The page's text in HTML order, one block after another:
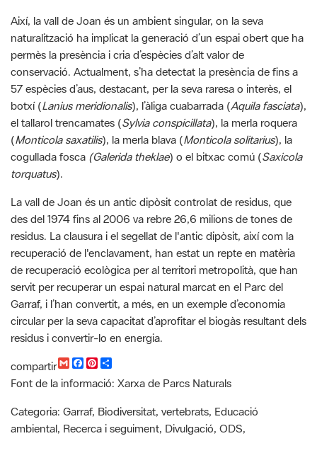
Així, la vall de Joan és un ambient singular, on la seva
naturalització ha implicat la generació d’un espai obert que ha
permès la presència i cria d’espècies d’alt valor de
conservació. Actualment, s’ha detectat la presència de fins a
57 espècies d’aus, destacant, per la seva raresa o interès, el
botxí (Lanius meridionalis), l’àliga cuabarrada (Aquila fasciata),
el tallarol trencamates (Sylvia conspicillata), la merla roquera
(Monticola saxatilis), la merla blava (Monticola solitarius), la
cogullada fosca (Galerida theklae) o el bitxac comú (Saxicola
torquatus).
La vall de Joan és un antic dipòsit controlat de residus, que
des del 1974 fins al 2006 va rebre 26,6 milions de tones de
residus. La clausura i el segellat de l'antic dipòsit, així com la
recuperació de l'enclavament, han estat un repte en matèria
de recuperació ecològica per al territori metropolità, que han
servit per recuperar un espai natural marcat en el Parc del
Garraf, i l’han convertit, a més, en un exemple d’economia
circular per la seva capacitat d’aprofitar el biogàs resultant dels
residus i convertir-lo en energia.
compartir
G
a
l
F
c
b
o
o
P
n
e
r
e
m
a
r
t
Font de la informació: Xarxa de Parcs Naturals
Categoria: Garraf, Biodiversitat, vertebrats, Educació
ambiental, Recerca i seguiment, Divulgació, ODS,